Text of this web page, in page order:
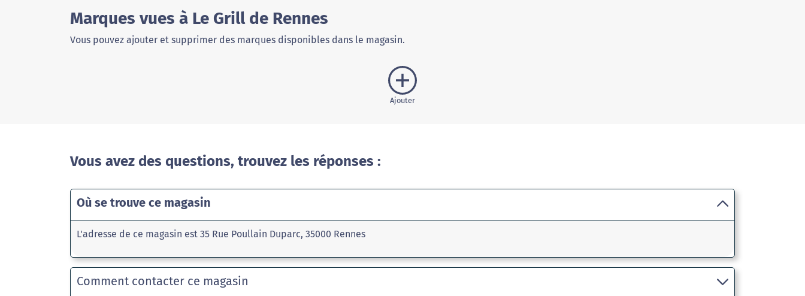
Marques vues à Le Grill de Rennes
Vous pouvez ajouter et supprimer des marques disponibles dans le magasin.
Ajouter
Vous avez des questions, trouvez les réponses :
Où se trouve ce magasin
L'adresse de ce magasin est 35 Rue Poullain Duparc, 35000 Rennes
Comment contacter ce magasin